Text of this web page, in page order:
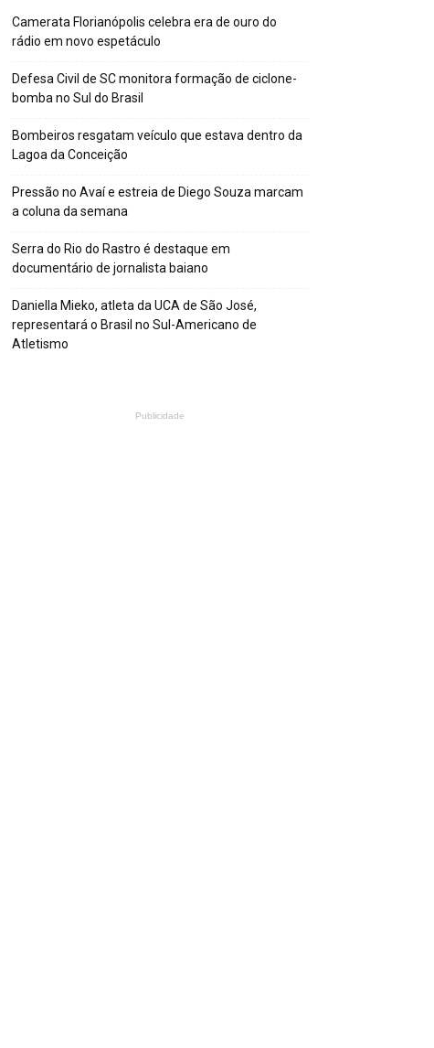
Camerata Florianópolis celebra era de ouro do
rádio em novo espetáculo
Defesa Civil de SC monitora formação de ciclone-
bomba no Sul do Brasil
Bombeiros resgatam veículo que estava dentro da
Lagoa da Conceição
Pressão no Avaí e estreia de Diego Souza marcam
a coluna da semana
Serra do Rio do Rastro é destaque em
documentário de jornalista baiano
Daniella Mieko, atleta da UCA de São José,
representará o Brasil no Sul-Americano de
Atletismo
Publicidade